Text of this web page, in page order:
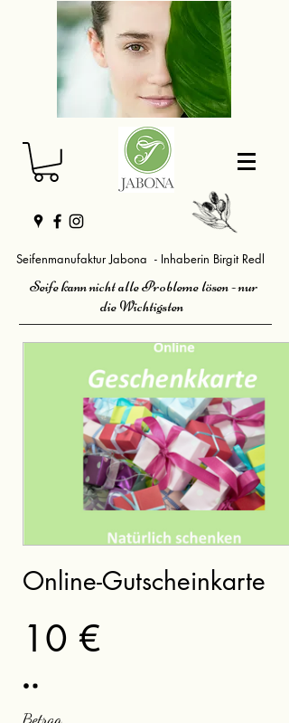
Seifenmanufaktur Jabona - Inhaberin Birgit Redl
Seife kann nicht alle Probleme lösen - nur
die Wichtigsten
Online-Gutscheinkarte
10 €
Betrag